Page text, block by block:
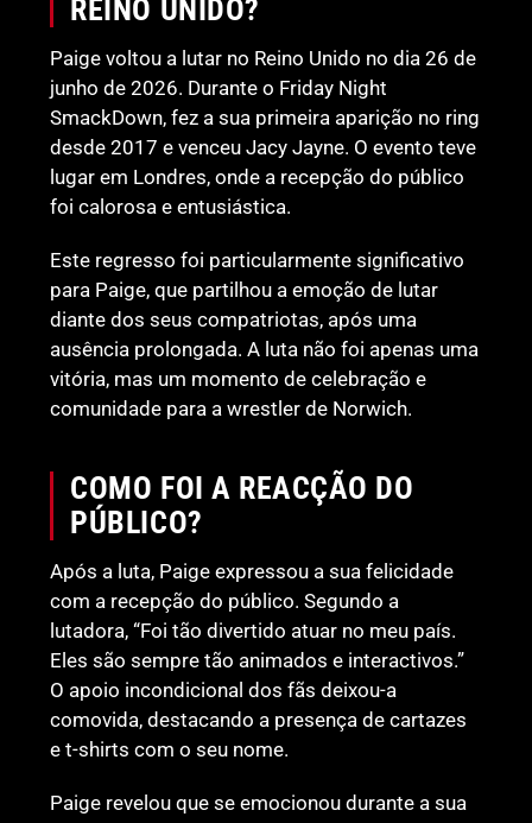
REINO UNIDO?
Paige voltou a lutar no Reino Unido no dia 26 de
junho de 2026. Durante o Friday Night
SmackDown, fez a sua primeira aparição no ring
desde 2017 e venceu Jacy Jayne. O evento teve
lugar em Londres, onde a recepção do público
foi calorosa e entusiástica.
Este regresso foi particularmente significativo
para Paige, que partilhou a emoção de lutar
diante dos seus compatriotas, após uma
ausência prolongada. A luta não foi apenas uma
vitória, mas um momento de celebração e
comunidade para a wrestler de Norwich.
COMO FOI A REACÇÃO DO
PÚBLICO?
Após a luta, Paige expressou a sua felicidade
com a recepção do público. Segundo a
lutadora, “Foi tão divertido atuar no meu país.
Eles são sempre tão animados e interactivos.”
O apoio incondicional dos fãs deixou-a
comovida, destacando a presença de cartazes
e t-shirts com o seu nome.
Paige revelou que se emocionou durante a sua